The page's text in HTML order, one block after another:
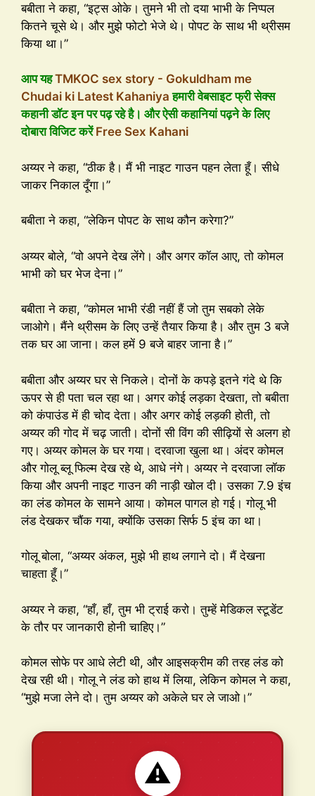
बबीता ने कहा, “इट्स ओके। तुमने भी तो दया भाभी के निप्पल
कितने चूसे थे। और मुझे फोटो भेजे थे। पोपट के साथ भी थ्रीसम
किया था।”
आप यहTMKOC sex story - Gokuldham me
Chudai ki Latest Kahaniya हमारी वेबसाइट फ्री सेक्स
कहानी डॉट इन पर पढ़ रहे है। और ऐसी कहानियां पढ़ने के लिए
दोबारा विजिट करेंFree Sex Kahani
अय्यर ने कहा, “ठीक है। मैं भी नाइट गाउन पहन लेता हूँ। सीधे
जाकर निकाल दूँगा।”
बबीता ने कहा, “लेकिन पोपट के साथ कौन करेगा?”
अय्यर बोले, “वो अपने देख लेंगे। और अगर कॉल आए, तो कोमल
भाभी को घर भेज देना।”
बबीता ने कहा, “कोमल भाभी रंडी नहीं हैं जो तुम सबको लेके
जाओगे। मैंने थ्रीसम के लिए उन्हें तैयार किया है। और तुम 3 बजे
तक घर आ जाना। कल हमें 9 बजे बाहर जाना है।”
बबीता और अय्यर घर से निकले। दोनों के कपड़े इतने गंदे थे कि
ऊपर से ही पता चल रहा था। अगर कोई लड़का देखता, तो बबीता
को कंपाउंड में ही चोद देता। और अगर कोई लड़की होती, तो
अय्यर की गोद में चढ़ जाती। दोनों सी विंग की सीढ़ियों से अलग हो
गए। अय्यर कोमल के घर गया। दरवाजा खुला था। अंदर कोमल
और गोलू ब्लू फिल्म देख रहे थे, आधे नंगे। अय्यर ने दरवाजा लॉक
किया और अपनी नाइट गाउन की नाड़ी खोल दी। उसका 7.9 इंच
का लंड कोमल के सामने आया। कोमल पागल हो गई। गोलू भी
लंड देखकर चौंक गया, क्योंकि उसका सिर्फ 5 इंच का था।
गोलू बोला, “अय्यर अंकल, मुझे भी हाथ लगाने दो। मैं देखना
चाहता हूँ।”
अय्यर ने कहा, “हाँ, हाँ, तुम भी ट्राई करो। तुम्हें मेडिकल स्टूडेंट
के तौर पर जानकारी होनी चाहिए।”
कोमल सोफे पर आधे लेटी थी, और आइसक्रीम की तरह लंड को
देख रही थी। गोलू ने लंड को हाथ में लिया, लेकिन कोमल ने कहा,
“मुझे मजा लेने दो। तुम अय्यर को अकेले घर ले जाओ।”
⚠️